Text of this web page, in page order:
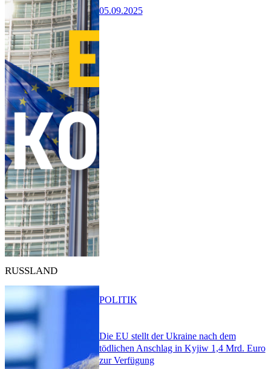
05.09.2025
RUSSLAND
Die EU stellt der Ukraine nach dem
tödlichen Anschlag in Kyjiw 1,4 Mrd. Euro
zur Verfügung
POLITIK